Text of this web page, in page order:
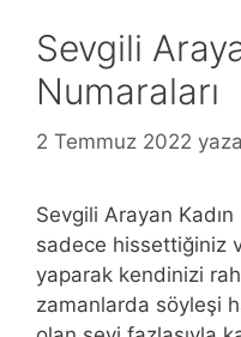
Sevgili
Numaraları
2 Temmuz 2022
Sevgili Arayan
sadece hissettiğiniz
yaparak kendinizi
zamanlarda söyleşi